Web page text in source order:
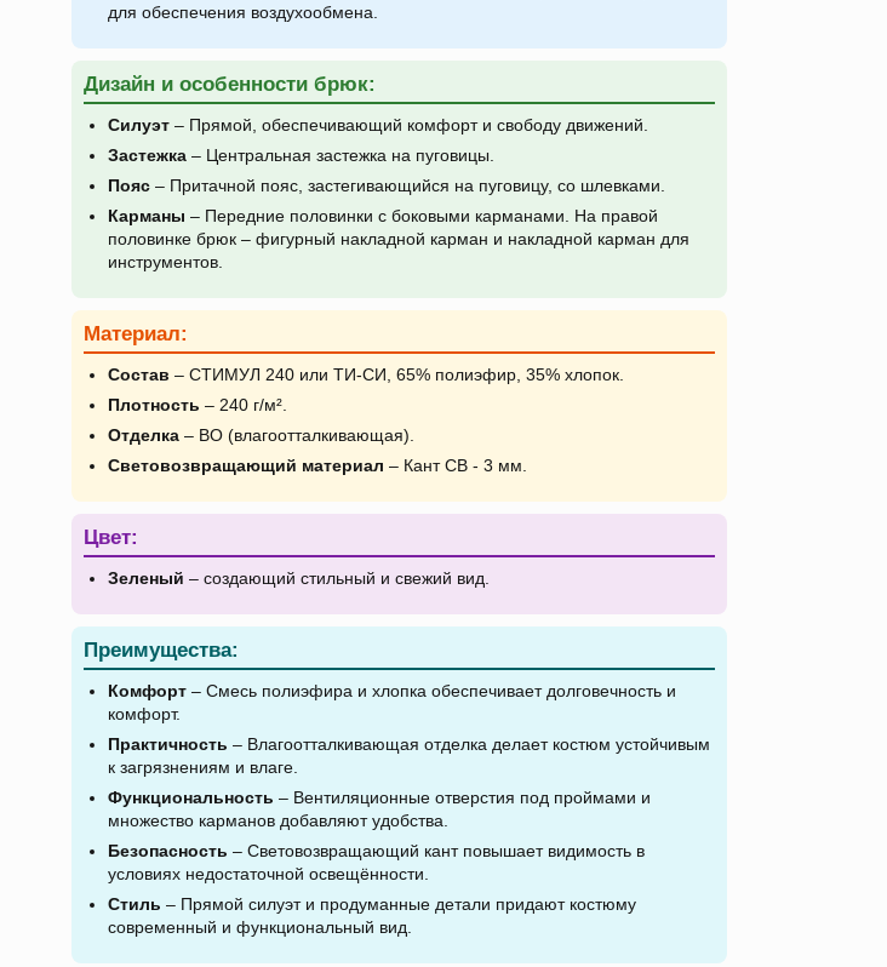
для обеспечения воздухообмена.
Дизайн и особенности брюк:
Силуэт– Прямой, обеспечивающий комфорт и свободу движений.
Застежка– Центральная застежка на пуговицы.
Пояс– Притачной пояс, застегивающийся на пуговицу, со шлевками.
Карманы – Передние половинки с боковыми карманами. На правой
половинке брюк – фигурный накладной карман и накладной карман для
инструментов.
Материал:
Состав – СТИМУЛ 240 или ТИ-СИ, 65% полиэфир, 35% хлопок.
Плотность – 240 г/м².
Отделка– ВО (влагоотталкивающая).
Световозвращающий материал – Кант СВ - 3 мм.
Цвет:
Зеленый – создающий стильный и свежий вид.
Преимущества:
Комфорт– Смесь полиэфира и хлопка обеспечивает долговечность и
комфорт.
Практичность – Влагоотталкивающая отделка делает костюм устойчивым
к загрязнениям и влаге.
Функциональность – Вентиляционные отверстия под проймами и
множество карманов добавляют удобства.
Безопасность – Световозвращающий кант повышает видимость в
условиях недостаточной освещённости.
Стиль – Прямой силуэт и продуманные детали придают костюму
современный и функциональный вид.